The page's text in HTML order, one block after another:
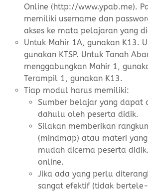
Online (http://www.ypab.me).
memiliki username dan
akses ke mata pelajaran yang
Untuk Mahir 1A, gunakan K13.
gunakan KTSP. Untuk Tanah
menggabungkan Mahir 1,
Terampil 1, gunakan K13.
Tiap modul harus memiliki:
Sumber belajar yang dapat
dahulu oleh peserta didik.
Silakan memberikan
(mindmap) atau materi
mudah dicerna peserta
online.
Jika ada yang perlu
sangat efektif (tidak